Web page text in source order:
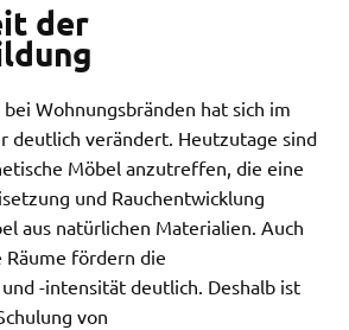
der
Wohnungsbränden hat sich im
deutlich verändert. Heutzutage sind
Möbel anzutreffen, die eine
und Rauchentwicklung
aus natürlichen Materialien. Auch
fördern die
-intensität deutlich. Deshalb ist
von